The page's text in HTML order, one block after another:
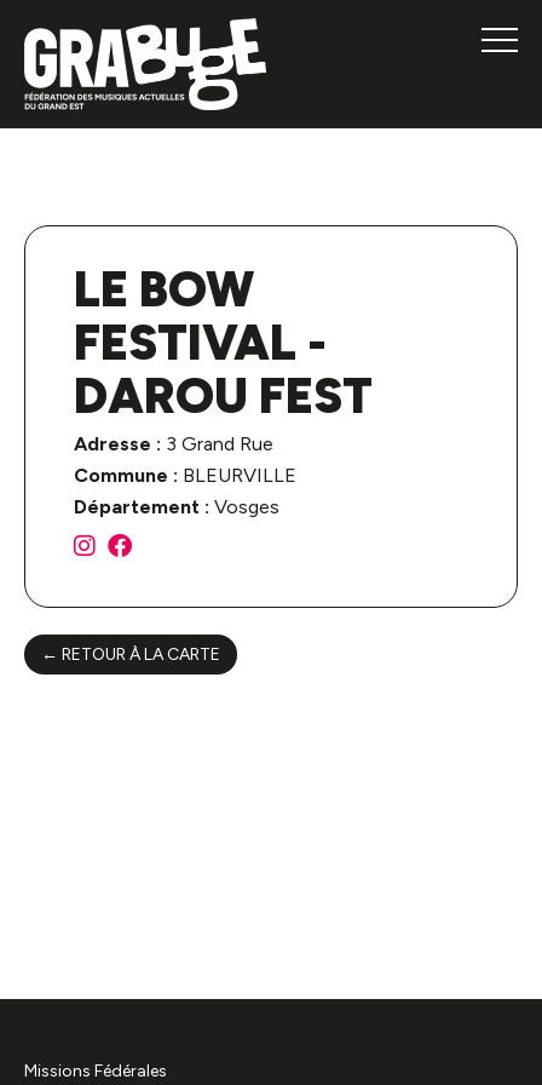
LE BOW
FESTIVAL -
DAROU FEST
Adresse : 3 Grand Rue
Commune : BLEURVILLE
Département : Vosges
← RETOUR À LA CARTE
Missions Fédérales